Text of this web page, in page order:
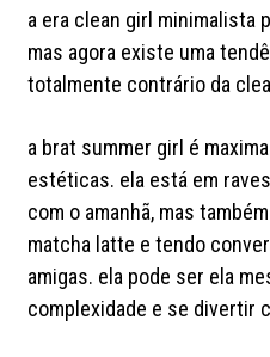
a era clean girl minimalista
mas agora existe uma
totalmente contrário da
a brat summer girl é
estéticas. ela está em
com o amanhã, mas
matcha latte e tendo
amigas. ela pode ser ela
complexidade e se divertir